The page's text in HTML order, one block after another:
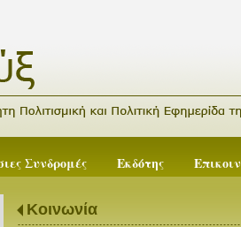
Συνδρομές Εκδότης
Κοινωνία